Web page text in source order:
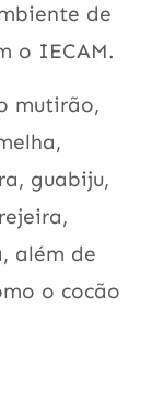
de
o IECAM.
mutirão,
guabiju,
além de
o cocão